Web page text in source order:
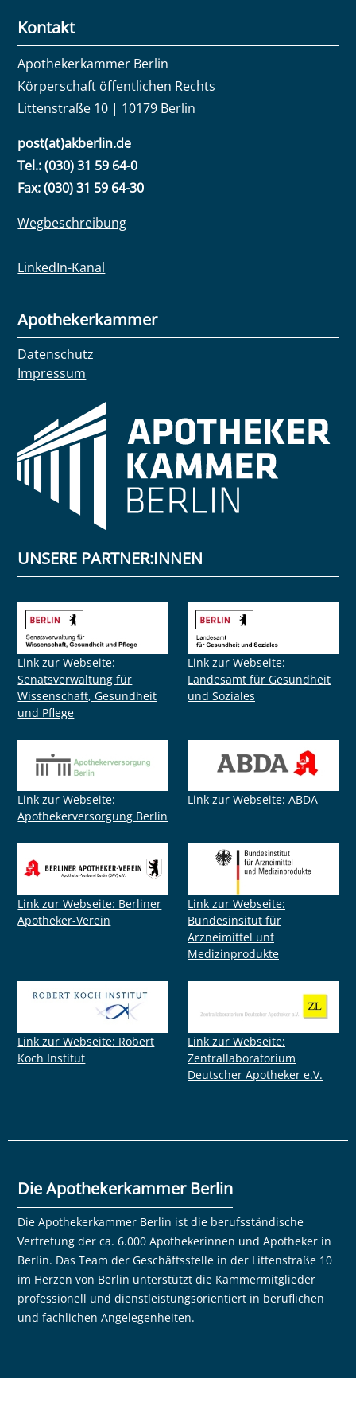
Kontakt
Apothekerkammer Berlin
Körperschaft öffentlichen Rechts
Littenstraße 10 | 10179 Berlin
post(at)akberlin.de
Tel.: (030) 31 59 64-0
Fax: (030) 31 59 64-30
Wegbeschreibung
LinkedIn-Kanal
Apothekerkammer
Datenschutz
Impressum
UNSERE PARTNER:INNEN
Link zur Webseite:
Senatsverwaltung für
Wissenschaft, Gesundheit
und Pflege
Link zur Webseite:
Landesamt für Gesundheit
und Soziales
Link zur Webseite:
Apothekerversorgung Berlin
Link zur Webseite: ABDA
Link zur Webseite: Berliner
Apotheker-Verein
Link zur Webseite:
Bundesinsitut für
Arzneimittel unf
Medizinprodukte
Link zur Webseite: Robert
Koch Institut
Link zur Webseite:
Zentrallaboratorium
Deutscher Apotheker e.V.
Die Apothekerkammer Berlin
Die Apothekerkammer Berlin ist die berufsständische
Vertretung der ca. 6.000 Apothekerinnen und Apotheker in
Berlin. Das Team der Geschäftsstelle in der Littenstraße 10
im Herzen von Berlin unterstützt die Kammermitglieder
professionell und dienstleistungsorientiert in beruflichen
und fachlichen Angelegenheiten.